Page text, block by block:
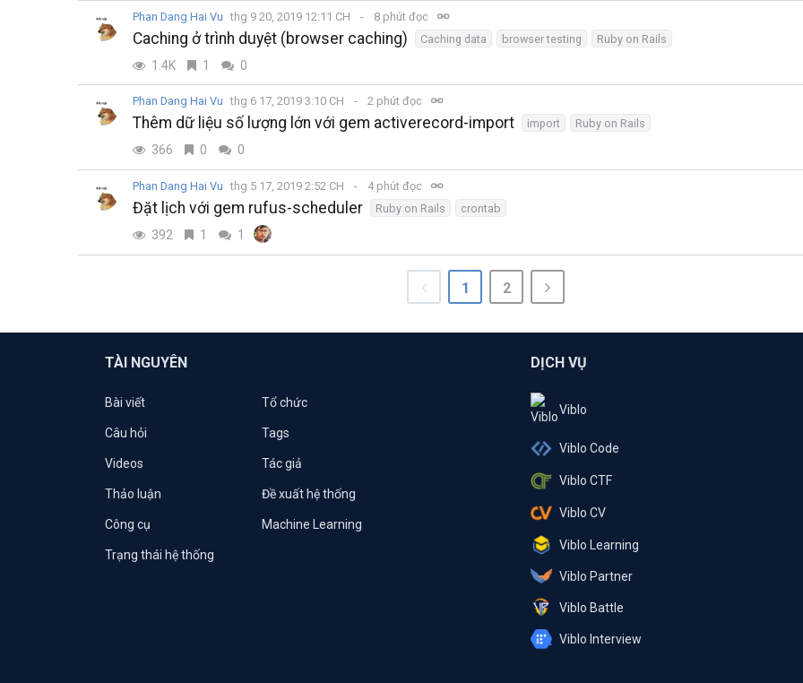
Phan Dang Hai Vu thg 9 20, 2019 12:11 CH 8 phút đọc
Caching ở trình duyệt (browser caching) Caching data browser testing Ruby on Rails
1.4K 1 0
Phan Dang Hai Vu thg 6 17, 2019 3:10 CH 2 phút đọc
Thêm dữ liệu số lượng lớn với gem activerecord-import import Ruby on Rails
366 0 0
Phan Dang Hai Vu thg 5 17, 2019 2:52 CH 4 phút đọc
Đặt lịch với gem rufus-scheduler Ruby on Rails crontab
392 1 1
1 2
TÀI NGUYÊN
Bài viết Tổ chức
Câu hỏi Tags
Videos Tác giả
Thảo luận Đề xuất hệ thống
Công cụ Machine Learning
Trạng thái hệ thống
DỊCH VỤ
Viblo
Viblo Code
Viblo CTF
Viblo CV
Viblo Learning
Viblo Partner
Viblo Battle
Viblo Interview